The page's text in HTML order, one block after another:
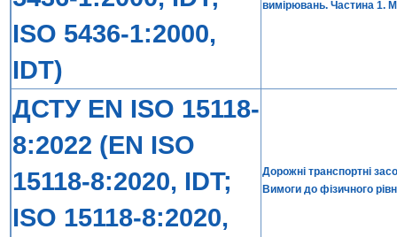
ISO 5436-1:2000,
IDT)
вимірювань. Частина 1.
ДСТУ EN ISO 15118-
8:2022 (EN ISO
15118-8:2020, IDT;
ISO 15118-8:2020,
Дорожні транспортні
Вимоги до фізичного